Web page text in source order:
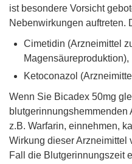
ist besondere Vorsicht
Nebenwirkungen auftreten.
Cimetidin (Arzneimittel
Magensäureproduktion),
Ketoconazol
Wenn Sie Bicadex 50mg
blutgerinnungshemmenden
z.B. Warfarin, einnehmen,
Wirkung dieser Arzneimittel
Fall die Blutgerinnungszeit